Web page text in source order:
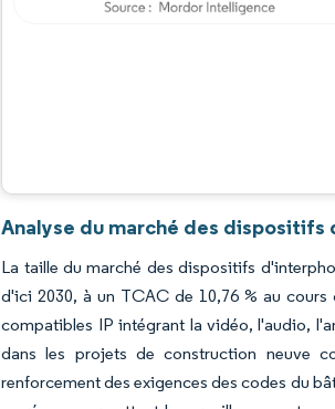
Analyse du marché des
La taille du marché des dispositifs
d'ici 2030, à un TCAC de 10,76 % au
compatibles IP intégrant la vidéo, l'audio,
dans les projets de construction neuve
renforcement des exigences des codes du